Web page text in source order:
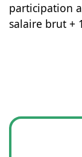
participation
salaire brut +